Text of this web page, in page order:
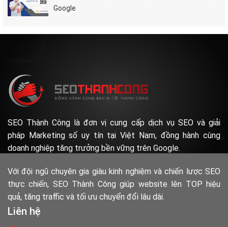
Google
SEO Thành Công là đơn vị cung cấp dịch vụ SEO và giải
pháp Marketing số uy tín tại Việt Nam, đồng hành cùng
doanh nghiệp tăng trưởng bền vững trên Google.
Với đội ngũ chuyên gia giàu kinh nghiệm và chiến lược SEO
thực chiến, SEO Thành Công giúp website lên TOP hiệu
quả, tăng traffic và tối ưu chuyển đổi lâu dài.
Liên hệ